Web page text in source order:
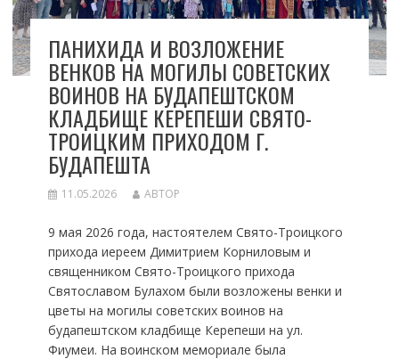
ПАНИХИДА И ВОЗЛОЖЕНИЕ
ВЕНКОВ НА МОГИЛЫ СОВЕТСКИХ
ВОИНОВ НА БУДАПЕШТСКОМ
КЛАДБИЩЕ КЕРЕПЕШИ СВЯТО-
ТРОИЦКИМ ПРИХОДОМ Г.
БУДАПЕШТА
11.05.2026 АВТОР
9 мая 2026 года, настоятелем Свято-Троицкого
прихода иереем Димитрием Корниловым и
священником Свято-Троицкого прихода
Святославом Булахом были возложены венки и
цветы на могилы советских воинов на
будапештском кладбище Керепеши на ул.
Фиумеи. На воинском мемориале была